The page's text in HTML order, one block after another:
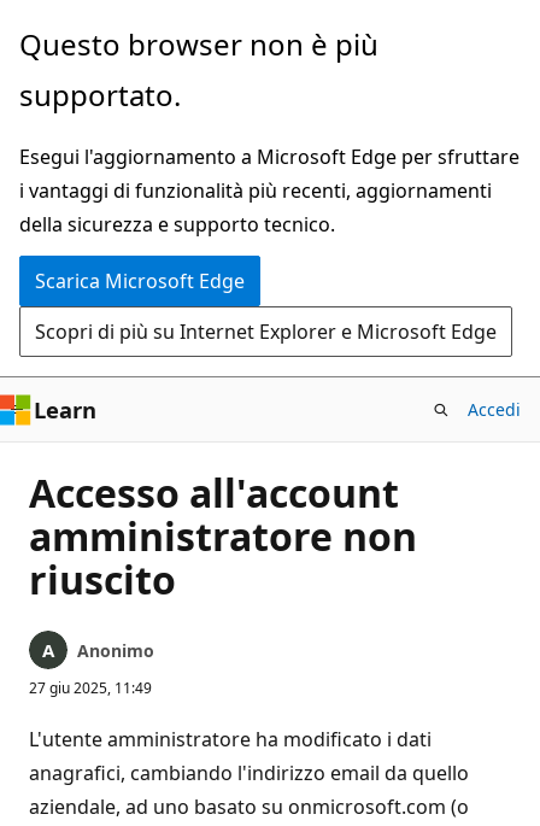
Ignora
passa
contenuto
principale
Questo browser non è più
supportato.
Esegui l'aggiornamento a Microsoft Edge per sfruttare
i vantaggi di funzionalità più recenti, aggiornamenti
della sicurezza e supporto tecnico.
Scarica Microsoft Edge
Scopri di più su Internet Explorer e Microsoft Edge
Learn Accedi
Accesso all'account
amministratore non
riuscito
Anonimo
27 giu 2025, 11:49
L'utente amministratore ha modificato i dati
anagrafici, cambiando l'indirizzo email da quello
aziendale, ad uno basato su onmicrosoft.com (o